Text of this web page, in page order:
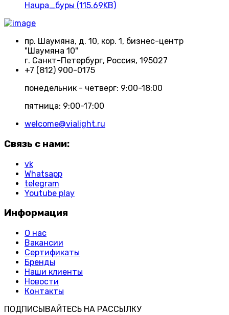
Haupa_буры (115.69KB)
пр. Шаумяна, д. 10, кор. 1, бизнес-центр
"Шаумяна 10"
г. Санкт-Петербург, Россия, 195027
+7 (812) 900-0175
понедельник - четверг: 9:00-18:00
пятница: 9:00-17:00
welcome@vialight.ru
Связь с нами:
vk
Whatsapp
telegram
Youtube play
Информация
О нас
Вакансии
Сертификаты
Бренды
Наши клиенты
Новости
Контакты
ПОДПИСЫВАЙТЕСЬ НА РАССЫЛКУ